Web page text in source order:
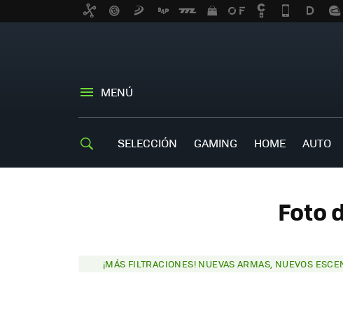
MENÚ
SELECCIÓN GAMING HOME AUTO
Foto
¡MÁS FILTRACIONES! NUEVAS ARMAS, NUEVOS